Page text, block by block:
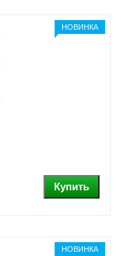
НОВИНКА
НОВИНКА